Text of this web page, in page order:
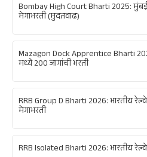
Bombay High Court Bharti 2025: मुंबई
मेगाभरती (मुदतवाढ)
Mazagon Dock Apprentice Bharti
मध्ये 200 जागांची भरती
RRB Group D Bharti 2026: भारतीय
मेगाभरती
RRB Isolated Bharti 2026: भारतीय